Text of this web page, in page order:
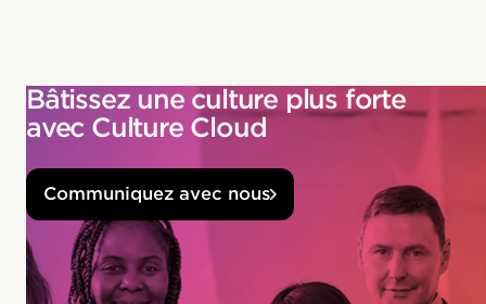
Bâtissez une culture plus forte
avec Culture Cloud
Communiquez avec nous